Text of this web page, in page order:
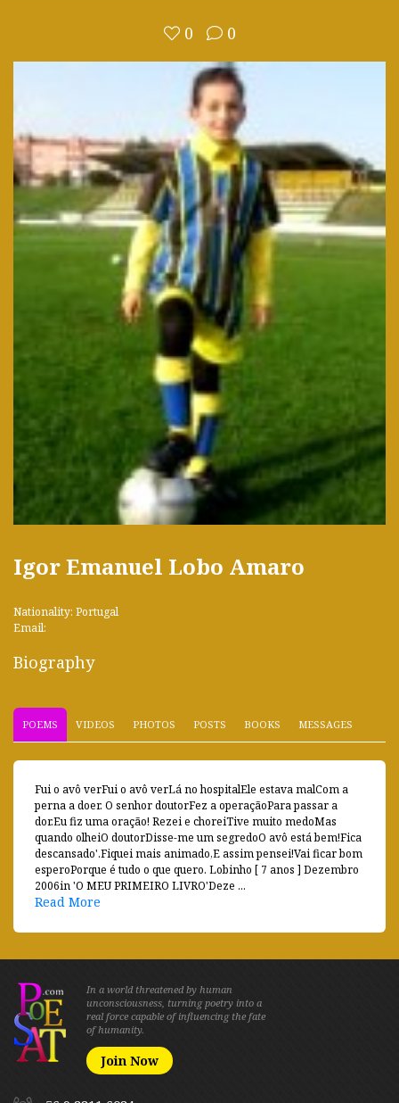
0 0
Igor Emanuel Lobo Amaro
Nationality: Portugal
Email:
Biography
POEMS VIDEOS PHOTOS POSTS BOOKS MESSAGES
Fui o avô verFui o avô verLá no hospitalEle estava malCom a
perna a doer. O senhor doutorFez a operaçãoPara passar a
dor.Eu fiz uma oração! Rezei e choreiTive muito medoMas
quando olheiO doutorDisse-me um segredoO avô está bem!Fica
descansado'.Fiquei mais animado,E assim pensei!Vai ficar bom
esperoPorque é tudo o que quero. Lobinho [ 7 anos ] Dezembro
2006in 'O MEU PRIMEIRO LIVRO'Deze ...
Read More
In a world threatened by human
unconsciousness, turning poetry into a
real force capable of influencing the fate
of humanity.
Join Now